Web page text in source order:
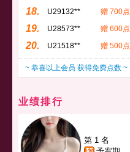
18. U29132** 赠 700点
19. U28573** 赠 600点
20. U21518** 赠 500点
~ 恭喜以上会员 获得免费点数 ~
业绩排行
第 1 名